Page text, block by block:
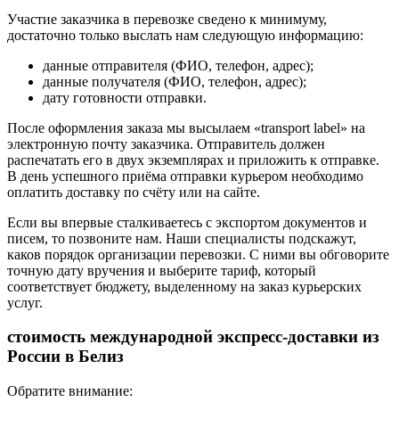
Участие заказчика в перевозке сведено к минимуму,
достаточно только выслать нам следующую информацию:
данные отправителя (ФИО, телефон, адрес);
данные получателя (ФИО, телефон, адрес);
дату готовности отправки.
После оформления заказа мы высылаем «transport label» на
электронную почту заказчика. Отправитель должен
распечатать его в двух экземплярах и приложить к отправке.
В день успешного приёма отправки курьером необходимо
оплатить доставку по счёту или на сайте.
Если вы впервые сталкиваетесь с экспортом документов и
писем, то позвоните нам. Наши специалисты подскажут,
каков порядок организации перевозки. С ними вы обговорите
точную дату вручения и выберите тариф, который
соответствует бюджету, выделенному на заказ курьерских
услуг.
стоимость международной экспресс-доставки из
России в Белиз
Обратите внимание: